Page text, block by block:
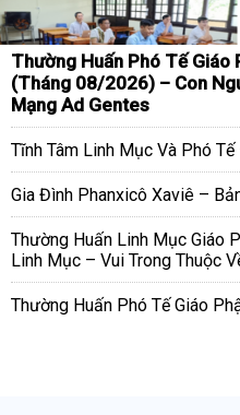
Thường Huấn Phó Tế Giáo
(Tháng 08/2026) – Con
Mạng Ad Gentes
Tĩnh Tâm Linh Mục Và Phó
Gia Đình Phanxicô Xaviê –
Thường Huấn Linh Mục Giáo
Linh Mục – Vui Trong Thuộc
Thường Huấn Phó Tế Giáo